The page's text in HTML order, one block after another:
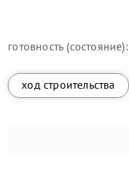
готовность (состояние):
ход строительства